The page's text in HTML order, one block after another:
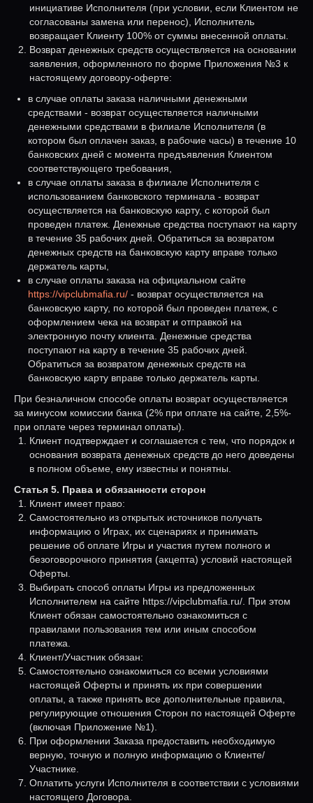
инициативе Исполнителя (при условии, если Клиентом не
согласованы замена или перенос), Исполнитель
возвращает Клиенту 100% от суммы внесенной оплаты.
Возврат денежных средств осуществляется на основании
заявления, оформленного по форме Приложения №3 к
настоящему договору-оферте:
в случае оплаты заказа наличными денежными
средствами - возврат осуществляется наличными
денежными средствами в филиале Исполнителя (в
котором был оплачен заказ, в рабочие часы) в течение 10
банковских дней с момента предъявления Клиентом
соответствующего требования,
в случае оплаты заказа в филиале Исполнителя с
использованием банковского терминала - возврат
осуществляется на банковскую карту, с которой был
проведен платеж. Денежные средства поступают на карту
в течение 35 рабочих дней. Обратиться за возвратом
денежных средств на банковскую карту вправе только
держатель карты,
в случае оплаты заказа на официальном сайте
https://vipclubmafia.ru/ - возврат осуществляется на
банковскую карту, по которой был проведен платеж, с
оформлением чека на возврат и отправкой на
электронную почту клиента. Денежные средства
поступают на карту в течение 35 рабочих дней.
Обратиться за возвратом денежных средств на
банковскую карту вправе только держатель карты.
При безналичном способе оплаты возврат осуществляется
за минусом комиссии банка (2% при оплате на сайте, 2,5%-
при оплате через терминал оплаты).
Клиент подтверждает и соглашается с тем, что порядок и
основания возврата денежных средств до него доведены
в полном объеме, ему известны и понятны.
Статья 5. Права и обязанности сторон
Клиент имеет право:
Самостоятельно из открытых источников получать
информацию о Играх, их сценариях и принимать
решение об оплате Игры и участия путем полного и
безоговорочного принятия (акцепта) условий настоящей
Оферты.
Выбирать способ оплаты Игры из предложенных
Исполнителем на сайте https://vipclubmafia.ru/. При этом
Клиент обязан самостоятельно ознакомиться с
правилами пользования тем или иным способом
платежа.
Клиент/Участник обязан:
Самостоятельно ознакомиться со всеми условиями
настоящей Оферты и принять их при совершении
оплаты, а также принять все дополнительные правила,
регулирующие отношения Сторон по настоящей Оферте
(включая Приложение №1).
При оформлении Заказа предоставить необходимую
верную, точную и полную информацию о Клиенте/
Участнике.
Оплатить услуги Исполнителя в соответствии с условиями
настоящего Договора.